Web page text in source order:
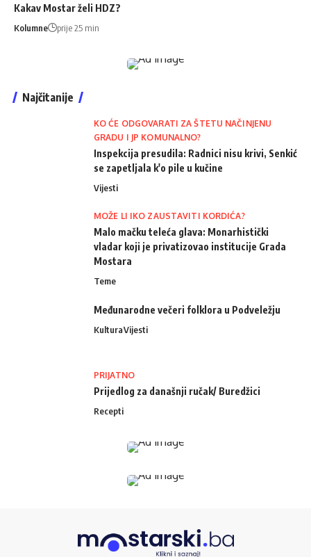
Kakav Mostar želi HDZ?
Kolumne prije 25 min
Najčitanije
KO ĆE ODGOVARATI ZA ŠTETU NAČINJENU
GRADU I JP KOMUNALNO?
Inspekcija presudila: Radnici nisu krivi, Senkić
se zapetljala k'o pile u kučine
Vijesti
MOŽE LI IKO ZAUSTAVITI KORDIĆA?
Malo mačku teleća glava: Monarhistički
vladar koji je privatizovao institucije Grada
Mostara
Teme
Međunarodne večeri folklora u Podveležju
KulturaVijesti
PRIJATNO
Prijedlog za današnji ručak/ Buredžici
Recepti